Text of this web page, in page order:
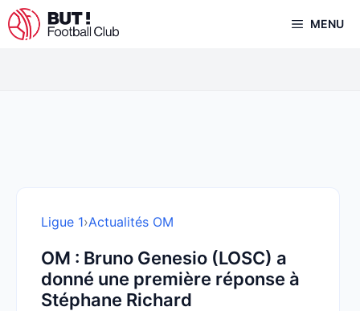
Aller
au
MENU
Ligue 1›Actualités OM
OM : Bruno Genesio (LOSC) a
donné une première réponse à
Stéphane Richard